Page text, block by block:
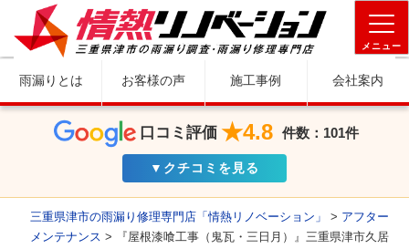
メニュー
雨漏りとは お客様の声 施工事例 会社案内
口コミ評価 ★4.8 件数：101件
▼クチコミを見る
三重県津市の雨漏り修理専門店「情熱リノベーション」 > アフター
メンテナンス >
『屋根漆喰工事（鬼瓦・三日月）』三重県津市久居